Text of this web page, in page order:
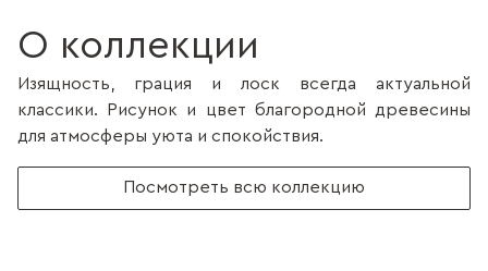
О коллекции
Изящность, грация и лоск всегда актуальной
классики. Рисунок и цвет благородной древесины
для атмосферы уюта и спокойствия.
Посмотреть всю коллекцию